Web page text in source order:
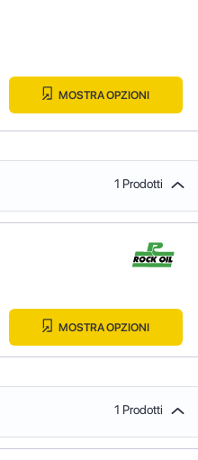
MOSTRA OPZIONI
1 Prodotti
MOSTRA OPZIONI
1 Prodotti